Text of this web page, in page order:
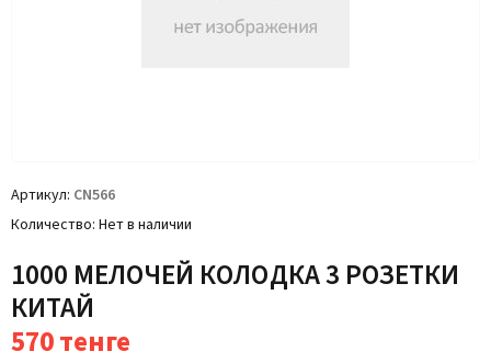
Артикул CN566
Количество Нет в наличии
1000 МЕЛОЧЕЙ КОЛОДКА 3 РОЗЕТКИ
КИТАЙ
570тенге